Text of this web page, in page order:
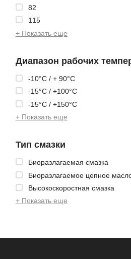
82
115
+ Показать еще
Диапазон рабочих
-10°C / + 90°C
-15°C / +100°C
-15°C / +150°C
+ Показать еще
Тип смазки
Биоразлагаемая смазка
Биоразлагаемое цепное
Высокоскоростная смазка
+ Показать еще